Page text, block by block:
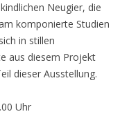
Neugier, die
komponierte Studien
in stillen
aus diesem Projekt
dieser Ausstellung.
Uhr